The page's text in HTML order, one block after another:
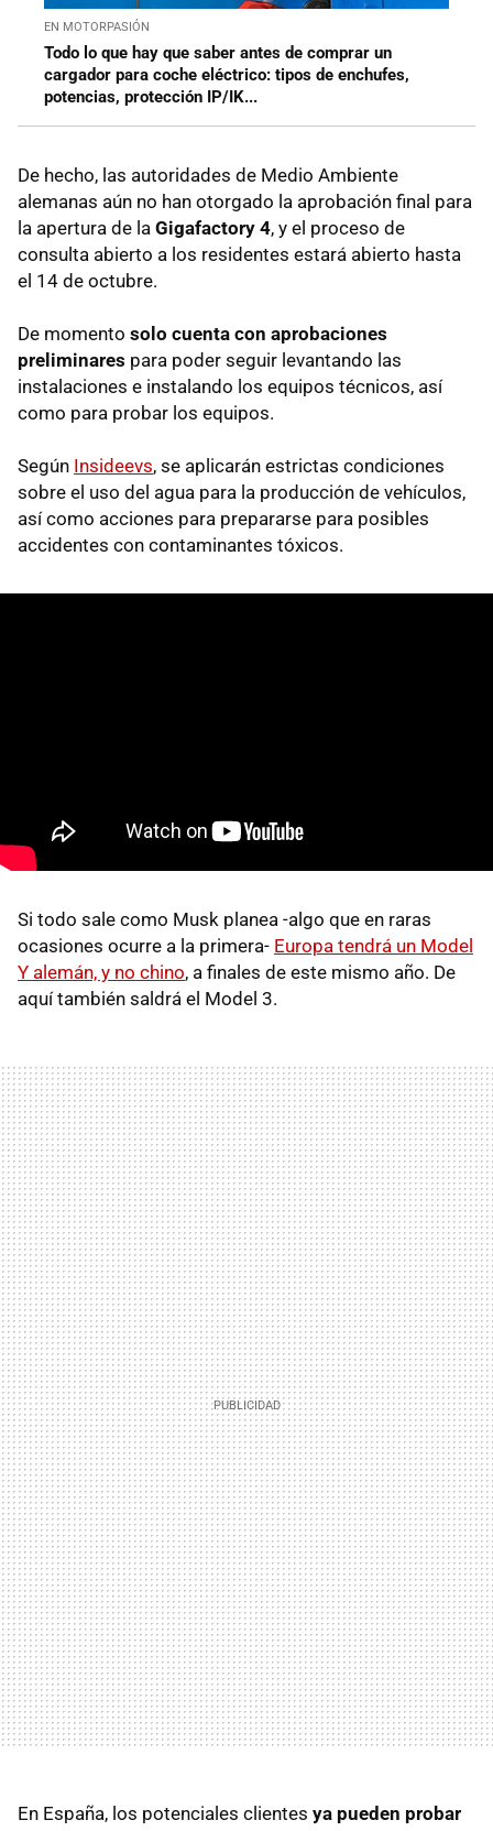
EN MOTORPASIÓN
Todo lo que hay que saber antes de comprar un
cargador para coche eléctrico: tipos de enchufes,
potencias, protección IP/IK...
De hecho, las autoridades de Medio Ambiente
alemanas aún no han otorgado la aprobación final para
la apertura de la Gigafactory 4, y el proceso de
consulta abierto a los residentes estará abierto hasta
el 14 de octubre.
De momento solo cuenta con aprobaciones
preliminares para poder seguir levantando las
instalaciones e instalando los equipos técnicos, así
como para probar los equipos.
Según Insideevs, se aplicarán estrictas condiciones
sobre el uso del agua para la producción de vehículos,
así como acciones para prepararse para posibles
accidentes con contaminantes tóxicos.
Si todo sale como Musk planea -algo que en raras
ocasiones ocurre a la primera- Europa tendrá un Model
Y alemán, y no chino, a finales de este mismo año. De
aquí también saldrá el Model 3.
En España, los potenciales clientes ya pueden probar